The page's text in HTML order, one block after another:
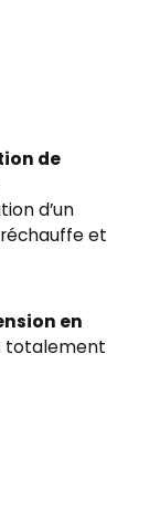
de
d’un
et
en
totalement